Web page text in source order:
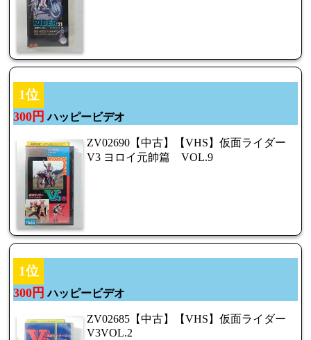
1位
300円 ハッピービデオ
ZV02690【中古】【VHS】仮面ライダー
V3 ヨロイ元帥篇 VOL.9
1位
300円 ハッピービデオ
ZV02685【中古】【VHS】仮面ライダー
V3VOL.2